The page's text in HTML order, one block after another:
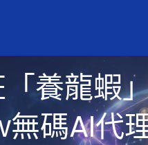
養龍蝦
碼AI代